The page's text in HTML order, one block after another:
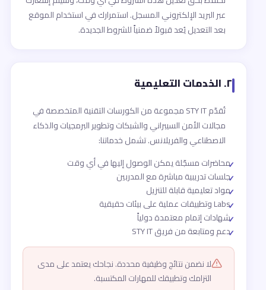
عبر البريد الإلكتروني المسجل. استمرارك في استخدام الموقع
بعد التعديل يُعد قبولاً ضمنياً للشروط الجديدة.
٢. الخدمات التعليمية
تُقدّم STY IT مجموعة من الكورسات التقنية المتخصصة في
مجالات الأمن السيبراني والشبكات وتطوير البرمجيات والذكاء
الاصطناعي والفريلانس. تشمل خدماتنا:
محاضرات مسجّلة يمكن الوصول إليها في أي وقت
جلسات تدريبية مباشرة مع المدربين
مواد تعليمية قابلة للتنزيل
Labs وتطبيقات عملية على بيئات حقيقية
شهادات إتمام معتمدة دولياً
دعم ومتابعة من فريق STY IT
لا نضمن نتائج وظيفية محددة. نجاحك يعتمد على مدى
التزامك وتطبيقك للمهارات المكتسبة.